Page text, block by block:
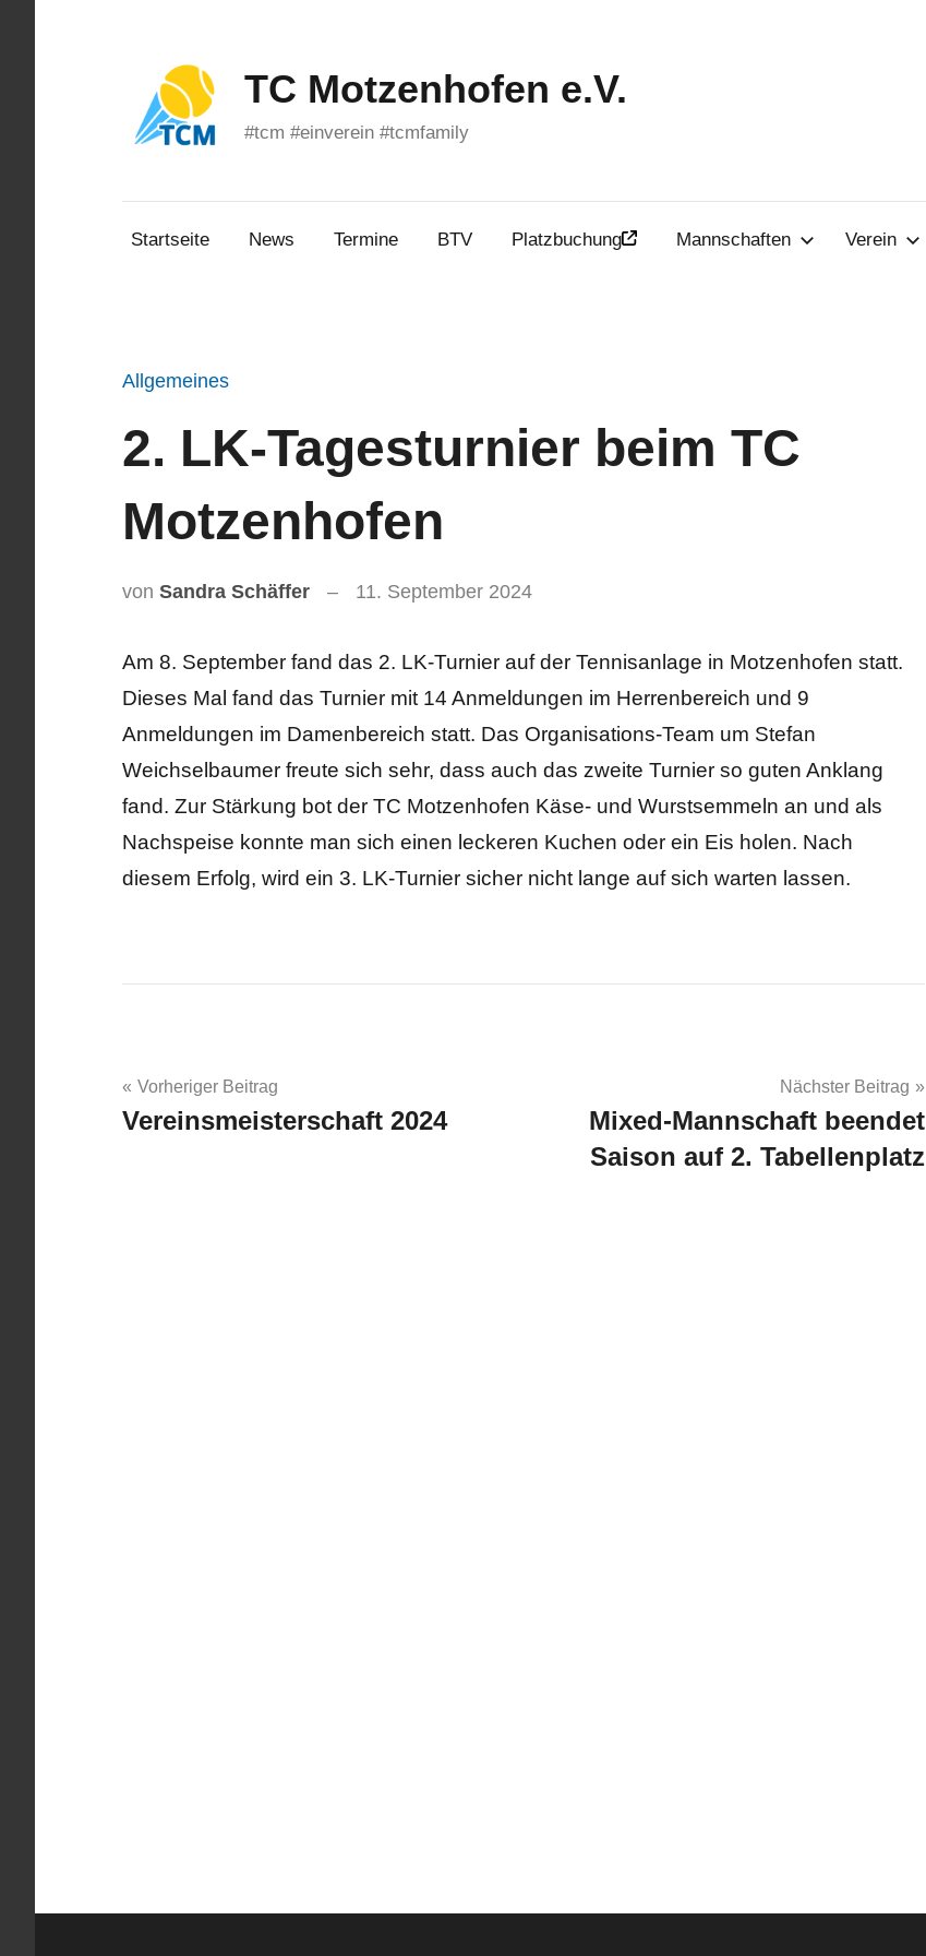
TC Motzenhofen e.V.
#tcm #einverein #tcmfamily
Startseite News Termine BTV Platzbuchung Mannschaften Verein
Allgemeines
2. LK-Tagesturnier beim TC
Motzenhofen
von Sandra Schäffer 11. September 2024
Am 8. September fand das 2. LK-Turnier auf der Tennisanlage in Motzenhofen statt.
Dieses Mal fand das Turnier mit 14 Anmeldungen im Herrenbereich und 9
Anmeldungen im Damenbereich statt. Das Organisations-Team um Stefan
Weichselbaumer freute sich sehr, dass auch das zweite Turnier so guten Anklang
fand. Zur Stärkung bot der TC Motzenhofen Käse- und Wurstsemmeln an und als
Nachspeise konnte man sich einen leckeren Kuchen oder ein Eis holen. Nach
diesem Erfolg, wird ein 3. LK-Turnier sicher nicht lange auf sich warten lassen.
Beitragsnavigation
Vorheriger Beitrag
Vereinsmeisterschaft 2024
Nächster Beitrag
Mixed-Mannschaft beendet
Saison auf 2. Tabellenplatz